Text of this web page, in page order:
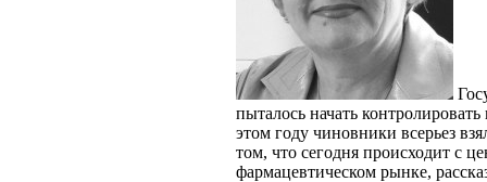
пыталось начать
этом году чиновники всерьез
том, что сегодня происходит с
фармацевтическом рынке,